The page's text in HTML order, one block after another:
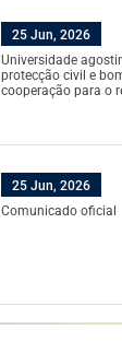
25 Jun, 2026
Universidade
protecção civil e
cooperação para o
25 Jun, 2026
Comunicado oficial